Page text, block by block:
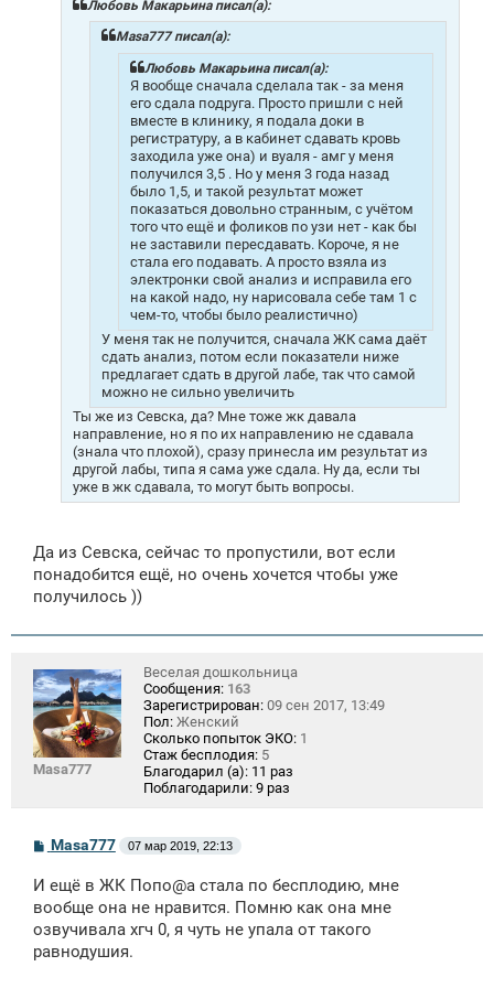
Любовь Макарьина писал(а):
Masa777 писал(а):
Любовь Макарьина писал(а):
Я вообще сначала сделала так - за меня
его сдала подруга. Просто пришли с ней
вместе в клинику, я подала доки в
регистратуру, а в кабинет сдавать кровь
заходила уже она) и вуаля - амг у меня
получился 3,5 . Но у меня 3 года назад
было 1,5, и такой результат может
показаться довольно странным, с учётом
того что ещё и фоликов по узи нет - как бы
не заставили пересдавать. Короче, я не
стала его подавать. А просто взяла из
электронки свой анализ и исправила его
на какой надо, ну нарисовала себе там 1 с
чем-то, чтобы было реалистично)
У меня так не получится, сначала ЖК сама даёт
сдать анализ, потом если показатели ниже
предлагает сдать в другой лабе, так что самой
можно не сильно увеличить
Ты же из Севска, да? Мне тоже жк давала
направление, но я по их направлению не сдавала
(знала что плохой), сразу принесла им результат из
другой лабы, типа я сама уже сдала. Ну да, если ты
уже в жк сдавала, то могут быть вопросы.
Да из Севска, сейчас то пропустили, вот если
понадобится ещё, но очень хочется чтобы уже
получилось ))
Masa777
Веселая дошкольница
Сообщения: 163
Зарегистрирован: 09 сен 2017, 13:49
Пол: Женский
Сколько попыток ЭКО: 1
Стаж бесплодия: 5
Благодарил (а): 11 раз
Поблагодарили: 9 раз
С
о
б
щ
н
и
Masa777 07 мар 2019, 22:13
И ещё в ЖК Попо@а стала по бесплодию, мне
вообще она не нравится. Помню как она мне
озвучивала хгч 0, я чуть не упала от такого
равнодушия.